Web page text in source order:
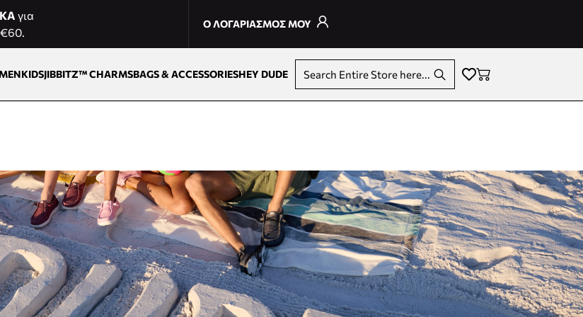
για
Ο ΛΟΓΑΡΙΑΣΜΟΣ ΜΟΥ
KIDSJIBBITZ™ CHARMSBAGS & ACCESSORIESHEY DUDE Search Entire Store here...